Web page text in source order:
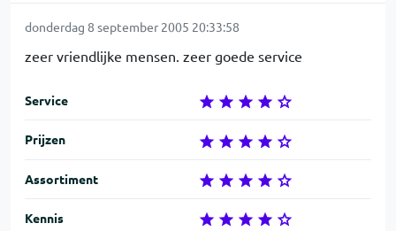
donderdag 8 september 2005 20:33:58
zeer vriendlijke mensen. zeer goede service
Service
Prijzen
Assortiment
Kennis